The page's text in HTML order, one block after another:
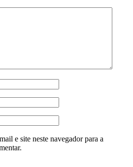
e site neste navegador para a